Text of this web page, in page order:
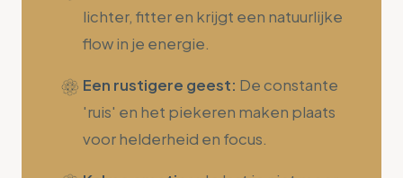
lichter, fitter en krijgt een natuurlijke
flow in je energie.
Een rustigere geest: De constante
'ruis' en het piekeren maken plaats
voor helderheid en focus.